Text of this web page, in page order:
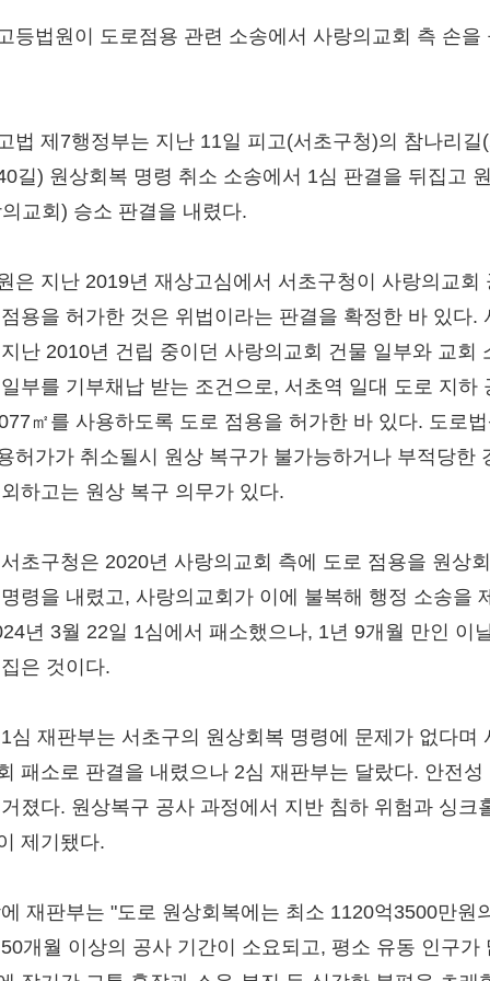
등법원이 도로점용 관련 소송에서 사랑의교회 측 손을
법 제7행정부는 지난 11일 피고(서초구청)의 참나리길
길) 원상회복 명령 취소 소송에서 1심 판결을 뒤집고
교회) 승소 판결을 내렸다.
은 지난 2019년 재상고심에서 서초구청이 사랑의교회
용을 허가한 것은 위법이라는 판결을 확정한 바 있다.
난 2010년 건립 중이던 사랑의교회 건물 일부와 교회
부를 기부채납 받는 조건으로, 서초역 일대 도로 지하
㎡를 사용하도록 도로 점용을 허가한 바 있다. 도로
허가가 취소될시 원상 복구가 불가능하거나 부적당한
하고는 원상 복구 의무가 있다.
초구청은 2020년 사랑의교회 측에 도로 점용을 원상
령을 내렸고, 사랑의교회가 이에 불복해 행정 소송을
년 3월 22일 1심에서 패소했으나, 1년 9개월 만인 이
은 것이다.
심 재판부는 서초구의 원상회복 명령에 문제가 없다며
패소로 판결을 내렸으나 2심 재판부는 달랐다. 안전성
졌다. 원상복구 공사 과정에서 지반 침하 위험과 싱크
제기됐다.
재판부는 "도로 원상회복에는 최소 1120억3500만원
개월 이상의 공사 기간이 소요되고, 평소 유동 인구가